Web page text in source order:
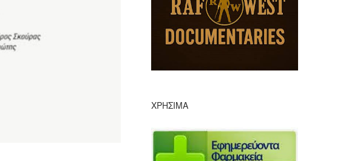
ΧΡΉΣΙΜΑ